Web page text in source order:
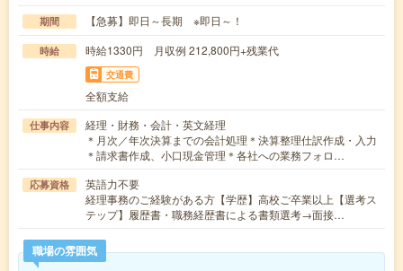
期間 【急募】即日～長期 ※即日～！
時給 時給1330円 月収例 212,800円+残業代
交通費
全額支給
仕事内容
経理・財務・会計・英文経理
＊月次／年次決算までの会計処理＊決算整理仕訳作成・入力
＊請求書作成、小口現金管理＊各社への業務フォロ…
応募資格
英語力不要
経理事務のご経験がある方【学歴】高校ご卒業以上【選考ス
テップ】履歴書・職務経歴書による書類選考→面接…
職場の雰囲気